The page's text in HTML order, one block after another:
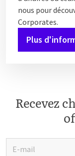
nous pour
Corporates.
Plus
Recevez